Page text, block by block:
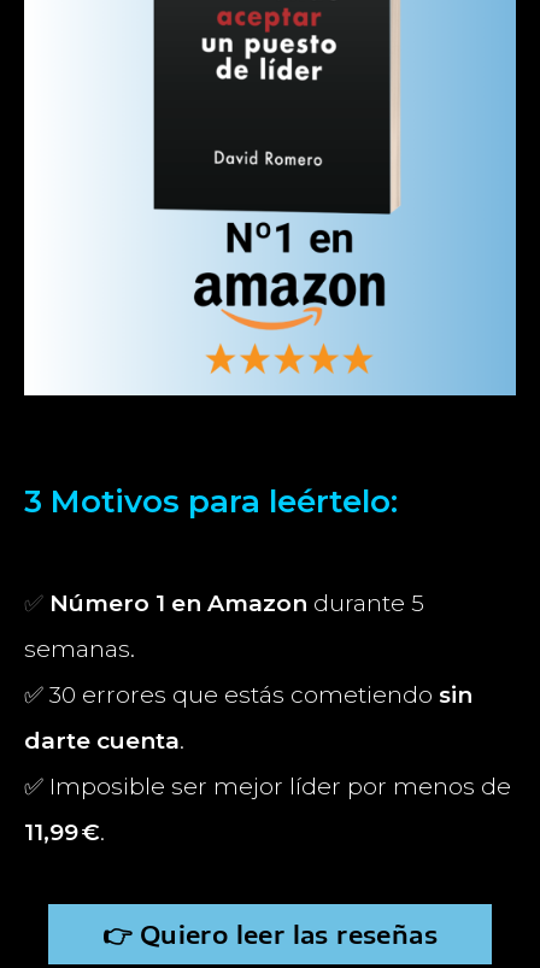
3 Motivos para leértelo:
✅ Número 1 en Amazon durante 5
semanas.
✅ 30 errores que estás cometiendo sin
darte cuenta.
✅ Imposible ser mejor líder por menos de
11,99 €.
👉 Quiero leer las reseñas